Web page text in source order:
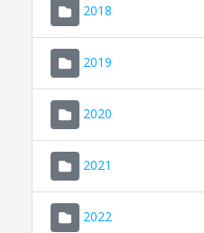
2018
2019
2020
2021
2022